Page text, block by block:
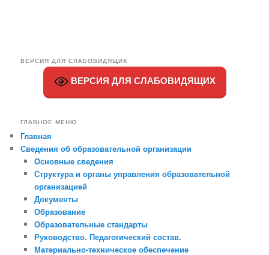
ВЕРСИЯ ДЛЯ СЛАБОВИДЯЩИХ
ВЕРСИЯ ДЛЯ СЛАБОВИДЯЩИХ
ГЛАВНОЕ МЕНЮ
Главная
Сведения об образовательной организации
Основные сведения
Структура и органы управления образовательной
организацией
Документы
Образование
Образовательные стандарты
Руководство. Педагогический состав.
Материально-техническое обеспечение